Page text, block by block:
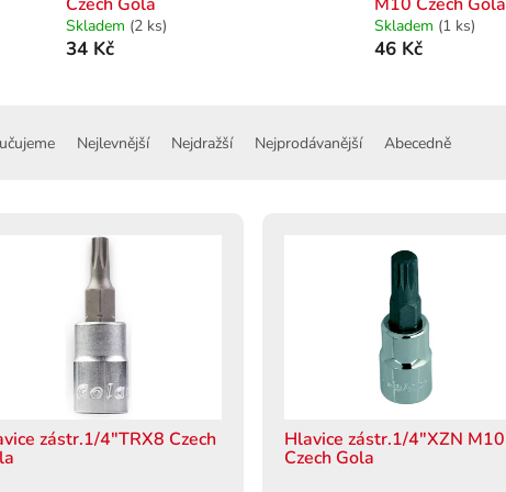
Czech Gola
Skladem (2 ks)
34 Kč
M10 Czech Gola
Skladem (1 ks)
46 Kč
Nejlevnější Nejdražší Nejprodávanější Abecedně
zástr.1/4"TRX8 Czech Hlavice zástr.1/4"XZN M10
Czech Gola